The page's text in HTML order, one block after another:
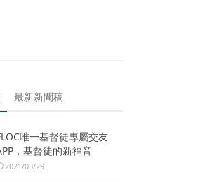
最新新聞稿
唯一基督徒專屬交友
，基督徒的新福音
2021/03/29